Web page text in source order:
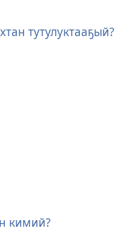
тутулуктааҕый?
кимий?